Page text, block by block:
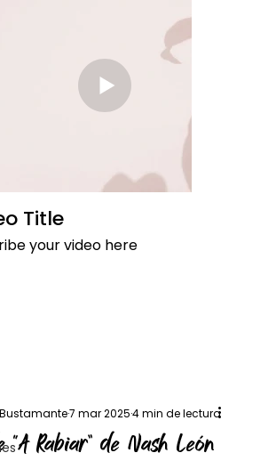
Title
your video here
“A Rabiar” de Nash León
7 mar 20254 min de lectura